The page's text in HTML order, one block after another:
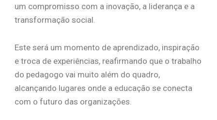
um compromisso com a inovação, a liderança e a
transformação social.
Este será um momento de aprendizado, inspiração
e troca de experiências, reafirmando que o trabalho
do pedagogo vai muito além do quadro,
alcançando lugares onde a educação se conecta
com o futuro das organizações.